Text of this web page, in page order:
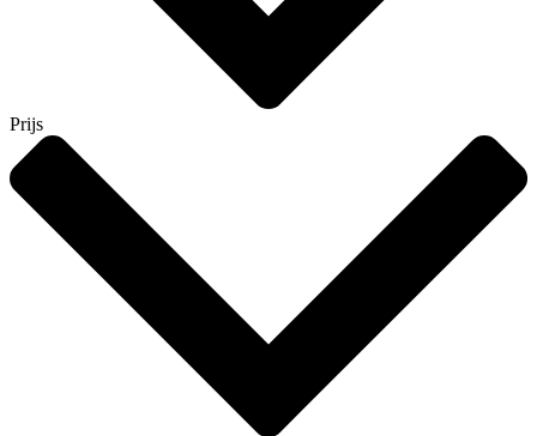
Prijs